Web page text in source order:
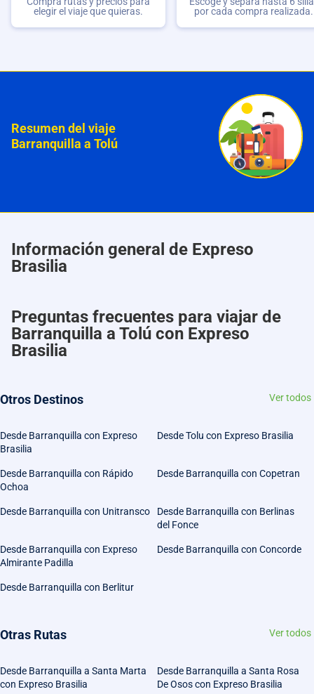
elegir el viaje que quieras.
por cada compra realizada.
Resumen del viaje
Barranquilla a Tolú
Información general de Expreso
Brasilia
Preguntas frecuentes para viajar de
Barranquilla a Tolú con Expreso
Brasilia
Otros Destinos Ver todos
Desde Barranquilla con Expreso
Brasilia
Desde Tolu con Expreso Brasilia
Desde Barranquilla con Rápido
Ochoa
Desde Barranquilla con Copetran
Desde Barranquilla con Unitransco
Desde Barranquilla con Berlinas
del Fonce
Desde Barranquilla con Expreso
Almirante Padilla
Desde Barranquilla con Concorde
Desde Barranquilla con Berlitur
Otras Rutas Ver todos
Desde Barranquilla a Santa Marta
con Expreso Brasilia
Desde Barranquilla a Santa Rosa
De Osos con Expreso Brasilia